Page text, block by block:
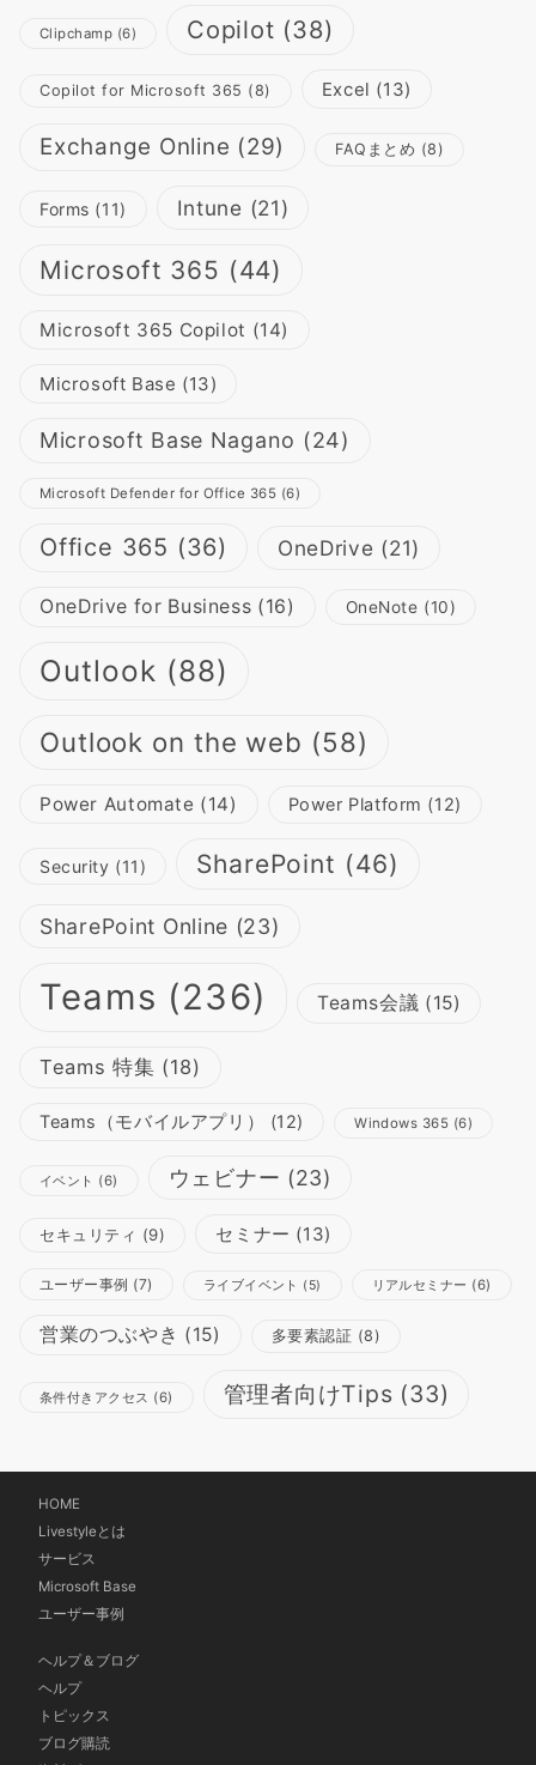
Clipchamp (6) Copilot (38)
Copilot for Microsoft 365 (8) Excel (13)
Exchange Online (29) FAQまとめ (8)
Forms (11) Intune (21)
Microsoft 365 (44)
Microsoft 365 Copilot (14)
Microsoft Base (13)
Microsoft Base Nagano (24)
Microsoft Defender for Office 365 (6)
Office 365 (36) OneDrive (21)
OneDrive for Business (16) OneNote (10)
Outlook (88)
Outlook on the web (58)
Power Automate (14) Power Platform (12)
Security (11) SharePoint (46)
SharePoint Online (23)
Teams (236) Teams会議 (15)
Teams 特集 (18)
Teams（モバイルアプリ） (12) Windows 365 (6)
イベント (6) ウェビナー (23)
セキュリティ (9) セミナー (13)
ユーザー事例 (7) ライブイベント (5) リアルセミナー (6)
営業のつぶやき (15) 多要素認証 (8)
条件付きアクセス (6) 管理者向けTips (33)
HOME
Livestyleとは
サービス
Microsoft Base
ユーザー事例
ヘルプ＆ブログ
ヘルプ
トピックス
ブログ購読